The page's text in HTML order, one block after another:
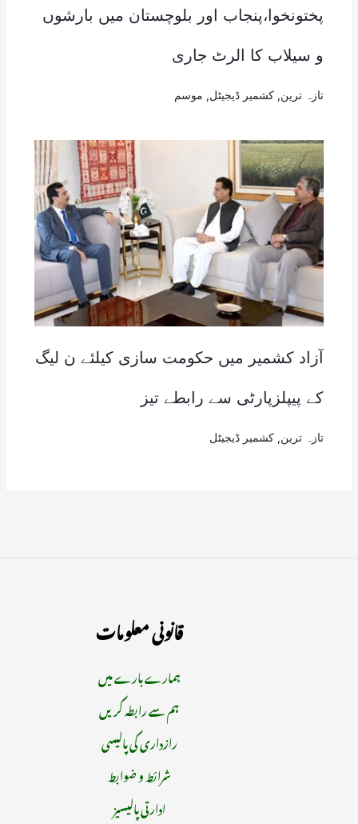
پختونخوا،پنجاب اور بلوچستان میں بارشوں
و سیلاب کا الرٹ جاری
تازہ ترین کشمیر ڈیجیٹل موسم
آزاد کشمیر میں حکومت سازی کیلئے ن لیگ
کے پیپلزپارٹی سے رابطے تیز
تازہ ترین کشمیر ڈیجیٹل
قانونی معلومات
ہمارے بارے میں
ہم سے رابطہ کریں
رازداری کی پالیسی
شرائط و ضوابط
ادارتی پالیسیز